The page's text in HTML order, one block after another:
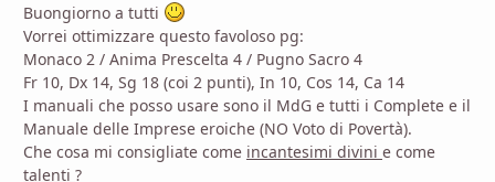
Buongiorno a tutti
Vorrei ottimizzare questo favoloso pg:
Monaco 2 / Anima Prescelta 4 / Pugno Sacro 4
Fr 10, Dx 14, Sg 18 (coi 2 punti), In 10, Cos 14, Ca 14
I manuali che posso usare sono il MdG e tutti i Complete e il
Manuale delle Imprese eroiche (NO Voto di Povertà).
Che cosa mi consigliate come incantesimi divini e come
talenti ?